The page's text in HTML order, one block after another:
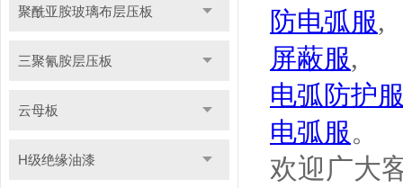
聚酰亚胺玻璃布层压板
三聚氰胺层压板
云母板
H级绝缘油漆
防电弧服,
屏蔽服,
电弧防护
电弧服。
欢迎广大